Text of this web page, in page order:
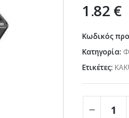
1.82 €
Κωδικός
Κατηγορία:
Ετικέτες: